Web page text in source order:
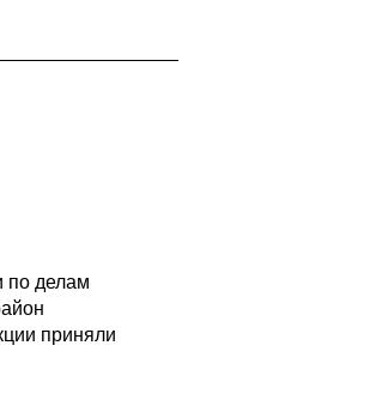
по делам
приняли